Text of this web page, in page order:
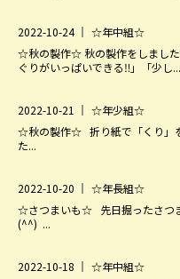
2022-10-24
☆年中組☆
☆秋の製作☆ 秋の製作をしまし
ぐりがいっぱいできる‼」「少し...
2022-10-21
☆年少組☆
☆秋の製作☆ 折り紙で「くり」
た...
2022-10-20
☆年長組☆
☆さつまいも☆ 先日掘ったさつ
(^^) ...
2022-10-18
☆年中組☆
入園案内
募集要項
ひよこクラブ
親子教室にこにこキ